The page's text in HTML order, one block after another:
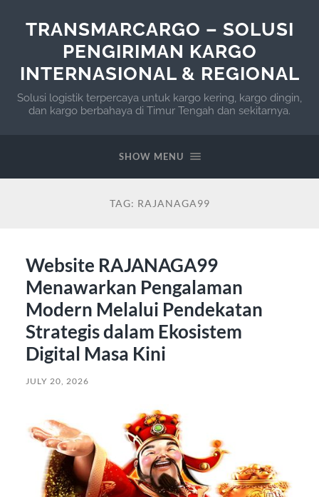
TRANSMARCARGO – SOLUSI
PENGIRIMAN KARGO
INTERNASIONAL & REGIONAL
Solusi logistik terpercaya untuk kargo kering, kargo dingin,
dan kargo berbahaya di Timur Tengah dan sekitarnya.
SHOW MENU
TAG: RAJANAGA99
Website RAJANAGA99
Menawarkan Pengalaman
Modern Melalui Pendekatan
Strategis dalam Ekosistem
Digital Masa Kini
JULY 20, 2026